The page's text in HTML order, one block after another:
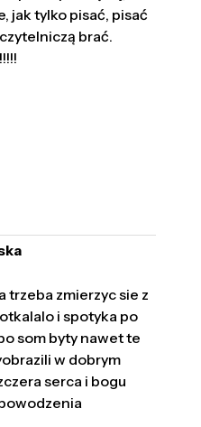
jak tylko pisać, pisać
brać.
trzeba zmierzyc sie z
i spotyka po
som byty nawet te
w dobrym
serca i bogu